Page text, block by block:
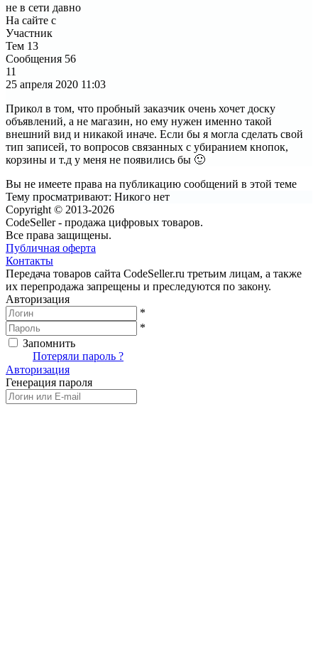
не в сети давно
На сайте с
Участник
Тем 13
Сообщения 56
11
25 апреля 2020 11:03
Прикол в том, что пробный заказчик очень хочет доску
объявлений, а не магазин, но ему нужен именно такой
внешний вид и никакой иначе. Если бы я могла сделать свой
тип записей, то вопросов связанных с убиранием кнопок,
корзины и т.д у меня не появились бы 🙂
Вы не имеете права на публикацию сообщений в этой теме
Тему просматривают: Никого нет
Copyright © 2013-2026
CodeSeller - продажа цифровых товаров.
Все права защищены.
Публичная оферта
Контакты
Передача товаров сайта CodeSeller.ru третьим лицам, а также
их перепродажа запрещены и преследуются по закону.
Авторизация
*
*
Запомнить
Потеряли пароль ?
Авторизация
Генерация пароля